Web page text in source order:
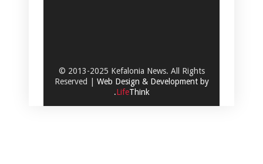
© 2013-2025 Kefalonia News. All Rights
Reserved | Web Design & Development by
.LifeThink